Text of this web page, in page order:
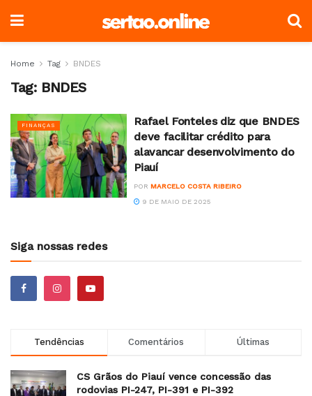
Home Tag BNDES
Tag: BNDES
FINANÇAS
Rafael Fonteles diz que BNDES
deve facilitar crédito para
alavancar desenvolvimento do
Piauí
POR MARCELO COSTA RIBEIRO
9 DE MAIO DE 2025
Siga nossas redes
Tendências Comentários Últimas
CS Grãos do Piauí vence concessão das
rodovias PI-247, PI-391 e PI-392